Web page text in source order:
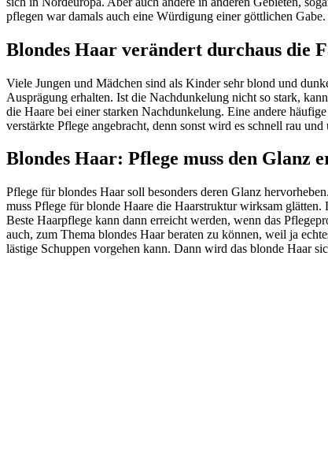
pflegen war damals auch eine Würdigung einer göttlichen
Blondes Haar verändert durchaus die
Viele Jungen und Mädchen sind als Kinder sehr blond und
Ausprägung erhalten. Ist die Nachdunkelung nicht so stark,
die Haare bei einer starken Nachdunkelung. Eine andere
verstärkte Pflege angebracht, denn sonst wird es schnell rau
Blondes Haar: Pflege muss den Glanz
Pflege für blondes Haar soll besonders deren Glanz
muss Pflege für blonde Haare die Haarstruktur wirksam
Beste Haarpflege kann dann erreicht werden, wenn das
auch, zum Thema blondes Haar beraten zu können, weil ja
lästige Schuppen vorgehen kann. Dann wird das blonde Haar